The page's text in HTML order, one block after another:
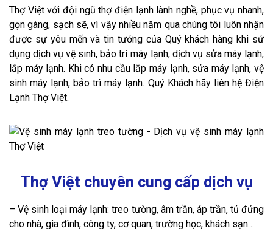
Thợ Việt với đội ngũ thợ điện lạnh lành nghề, phục vụ nhanh,
gọn gàng, sạch sẽ, vì vậy nhiều năm qua chúng tôi luôn nhận
được sự yêu mến và tin tưởng của Quý khách hàng khi sử
dụng dịch vụ vệ sinh, bảo trì máy lạnh, dịch vụ sửa máy lạnh,
lắp máy lạnh. Khi có nhu cầu lắp máy lạnh, sửa máy lạnh, vệ
sinh máy lạnh, bảo trì máy lạnh. Quý Khách hãy liên hệ Điện
Lạnh Thợ Việt.
Thợ Việt chuyên cung cấp dịch vụ
– Vệ sinh loại máy lạnh: treo tường, âm trần, áp trần, tủ đứng
cho nhà, gia đình, công ty, cơ quan, trường học, khách sạn…